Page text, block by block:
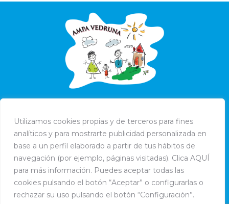
Utilizamos cookies propias y de terceros para fines
analíticos y para mostrarte publicidad personalizada en
base a un perfil elaborado a partir de tus hábitos de
navegación (por ejemplo, páginas visitadas). Clica AQUÍ
para más información. Puedes aceptar todas las
cookies pulsando el botón “Aceptar” o configurarlas o
rechazar su uso pulsando el botón “Configuración”.